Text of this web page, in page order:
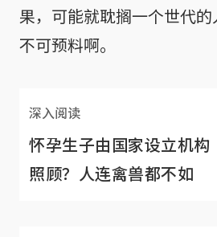
果，可能就耽搁一个世代
不可预料啊。
深入阅读
怀孕生子由国家设立机构
照顾？人连禽兽都不如